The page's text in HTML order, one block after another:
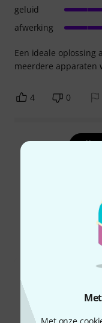
Een ideale oplossing
meerdere apparaten
geluid
afwerking
4 0
Alle